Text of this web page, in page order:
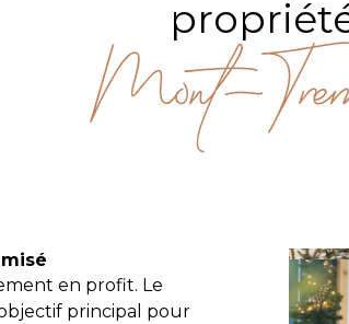
Mont-
en profit. Le
principal pour